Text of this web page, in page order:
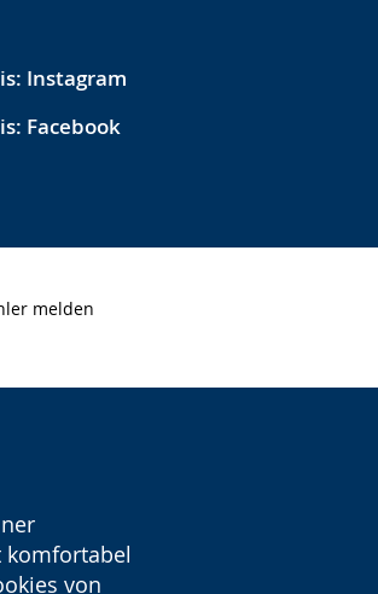
komfortabel
von
Instagram
Facebook
melden